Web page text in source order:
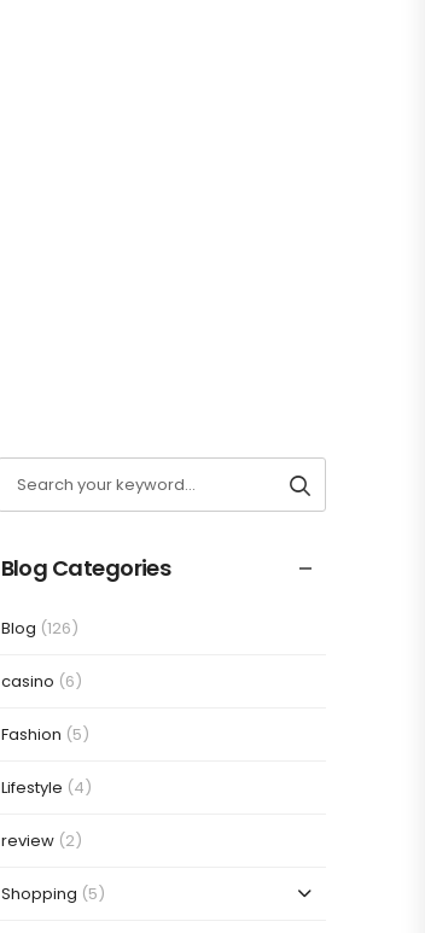
Blog Categories
Blog (126)
casino (6)
Fashion (5)
Lifestyle (4)
review(2)
Shopping (5)